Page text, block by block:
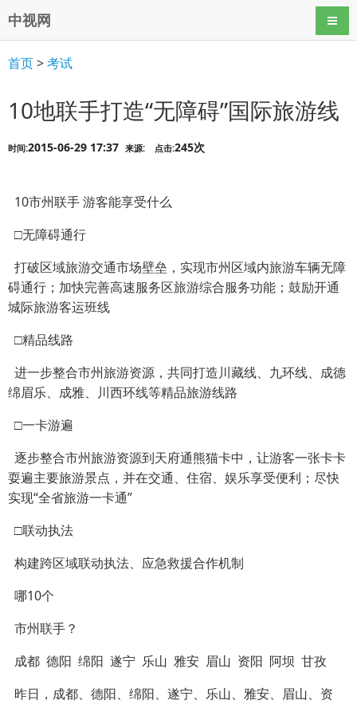
中视网 导航
首页>考试
10地联手打造“无障碍”国际旅游线
时间:2015-06-29 17:37 来源: 点击:245次
10市州联手 游客能享受什么
□无障碍通行
打破区域旅游交通市场壁垒，实现市州区域内旅游车辆无障
碍通行；加快完善高速服务区旅游综合服务功能；鼓励开通
城际旅游客运班线
□精品线路
进一步整合市州旅游资源，共同打造川藏线、九环线、成德
绵眉乐、成雅、川西环线等精品旅游线路
□一卡游遍
逐步整合市州旅游资源到天府通熊猫卡中，让游客一张卡卡
耍遍主要旅游景点，并在交通、住宿、娱乐享受便利；尽快
实现“全省旅游一卡通”
□联动执法
构建跨区域联动执法、应急救援合作机制
哪10个
市州联手？
成都 德阳 绵阳 遂宁 乐山 雅安 眉山 资阳 阿坝 甘孜
昨日，成都、德阳、绵阳、遂宁、乐山、雅安、眉山、资